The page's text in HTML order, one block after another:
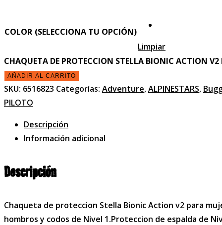
COLOR
Limpiar
CHAQUETA DE PROTECCION STELLA BIONIC ACTION
AÑADIR AL CARRITO
SKU: 6516823 Categorías: Adventure,ALPINESTARS,
PILOTO
Descripción
Información adicional
Descripción
Chaqueta de proteccion Stella Bionic Action v2 para
hombros y codos de Nivel 1.Proteccion de espalda de